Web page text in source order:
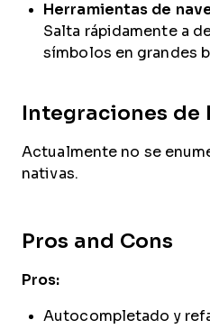
Herramientas de
Salta rápidamente a
símbolos en grandes
Integraciones de
Actualmente no se
nativas.
Pros and Cons
Pros:
Autocompletado y